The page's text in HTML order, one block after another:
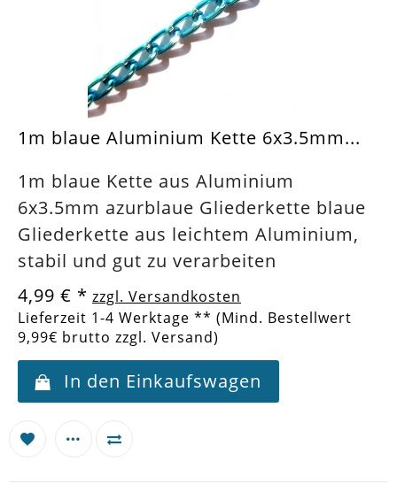
1m blaue Aluminium Kette 6x3.5mm...
1m blaue Kette aus Aluminium
6x3.5mm azurblaue Gliederkette blaue
Gliederkette aus leichtem Aluminium,
stabil und gut zu verarbeiten
4,99 € * zzgl. Versandkosten
Lieferzeit 1-4 Werktage ** (Mind. Bestellwert
9,99€ brutto zzgl. Versand)
In den Einkaufswagen